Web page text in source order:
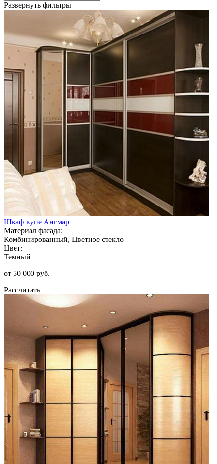
Развернуть фильтры
Шкаф-купе Ангмар
Материал фасада:
Комбинированный, Цветное стекло
Цвет:
Темный
от 50 000 руб.
Рассчитать